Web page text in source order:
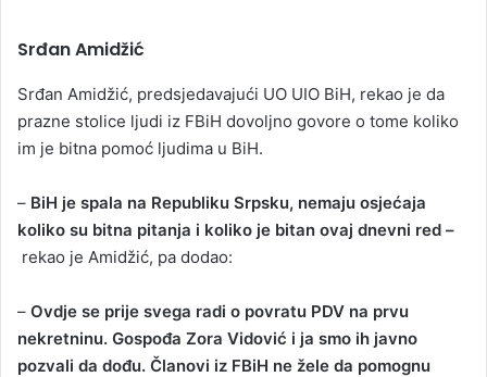
Srđan Amidžić
Srđan Amidžić, predsjedavajući UO UIO BiH, rekao je da
prazne stolice ljudi iz FBiH dovoljno govore o tome koliko
im je bitna pomoć ljudima u BiH.
– BiH je spala na Republiku Srpsku, nemaju osjećaja
koliko su bitna pitanja i koliko je bitan ovaj dnevni red –
rekao je Amidžić, pa dodao:
– Ovdje se prije svega radi o povratu PDV na prvu
nekretninu. Gospođa Zora Vidović i ja smo ih javno
pozvali da dođu. Članovi iz FBiH ne žele da pomognu